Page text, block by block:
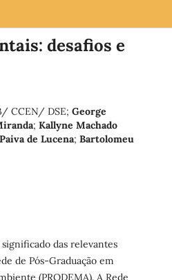
desafios e
CCEN/ DSE; George
; Kallyne Machado
de Lucena; Bartolomeu
das relevantes
de Pós-Graduação em
(PRODEMA). A Rede